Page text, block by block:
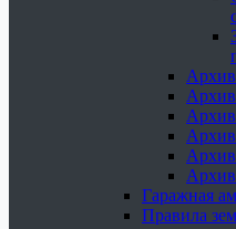
Архив
Архив
Архив
Архив
Архив
Архив
Гаражная
Правила